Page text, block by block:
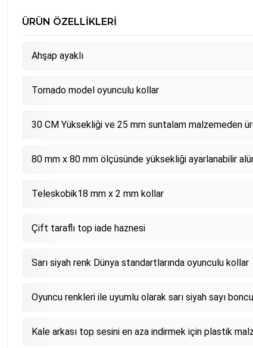
ÜRÜN ÖZELLİKLERİ
Ahşap ayaklı
Tornado model oyunculu kollar
30 CM Yüksekliği ve 25 mm suntalam malzemeden
80 mm x 80 mm ölçüsünde yüksekliği ayarlanabilir
Teleskobik18 mm x 2 mm kollar
Çift taraflı top iade haznesi
Sarı siyah renk Dünya standartlarında oyunculu kollar
Oyuncu renkleri ile uyumlu olarak sarı siyah sayı
Kale arkası top sesini en aza indirmek için plastik